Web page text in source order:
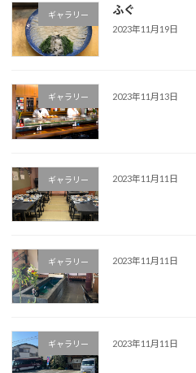
ギャラリー ふぐ
2023年11月19日
ギャラリー 2023年11月13日
ギャラリー 2023年11月11日
ギャラリー 2023年11月11日
ギャラリー 2023年11月11日